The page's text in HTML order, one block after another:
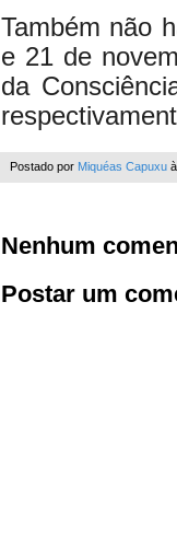
Também não
e 21 de
da
Postado por Miquéas Capuxu
Nenhum
Postar um